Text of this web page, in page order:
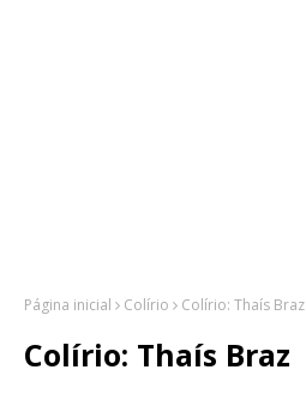
Página inicial Colírio Colírio: Thaís Braz
Colírio: Thaís Braz